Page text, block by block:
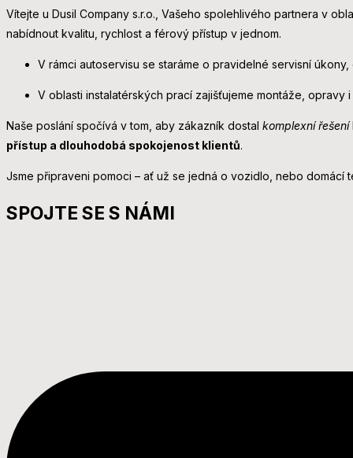
Vítejte u Dusil Company s.r.o., Vašeho spolehlivého partnera v
nabídnout kvalitu, rychlost a férový přístup v jednom.
V rámci autoservisu se staráme o pravidelné servisní
V oblasti instalatérských prací zajišťujeme montáže,
Naše poslání spočívá v tom, aby zákazník dostal komplexní řešení
přístup a dlouhodobá spokojenost klientů.
Jsme připraveni pomoci – ať už se jedná o vozidlo, nebo domácí
SPOJTE SE S NÁMI